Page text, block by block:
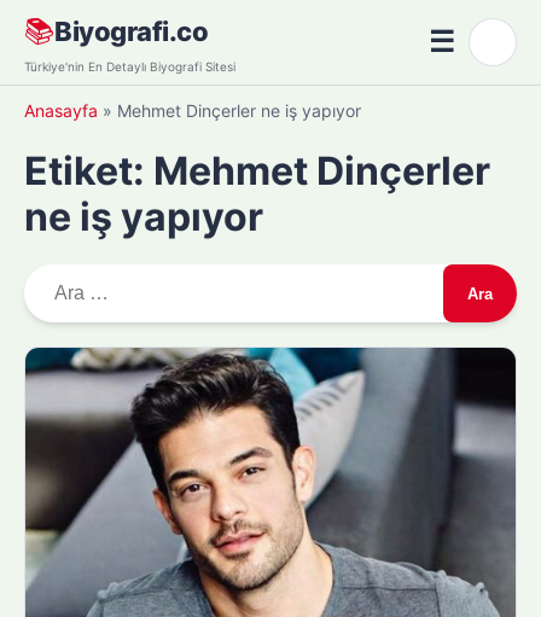
Skip
content
📚Biyografi.co
Türkiye'nin En Detaylı Biyografi Sitesi
☰Menü
Anasayfa » Mehmet Dinçerler ne iş yapıyor
Etiket: Mehmet Dinçerler
ne iş yapıyor
r
m
: